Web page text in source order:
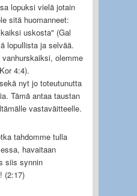
lopuksi vielä jotain
sitä huomanneet:
uskosta" (Gal
lopullista ja selvää.
olemme
4:4).
nyt jo toteutunutta
Tämä antaa taustan
vastaväitteelle.
tahdomme tulla
havaitaan
siis synnin
(2:17)